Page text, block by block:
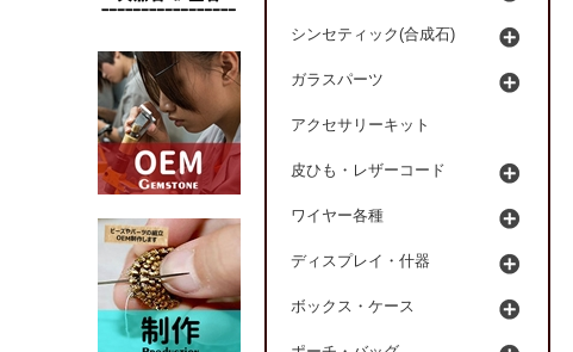
シンセティック(合成石)
ガラスパーツ
アクセサリーキット
皮ひも・レザーコード
ワイヤー各種
ディスプレイ・什器
ボックス・ケース